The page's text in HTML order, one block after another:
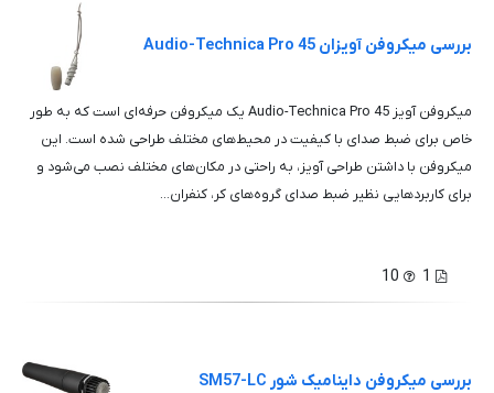
بررسی میکروفن آویزان Audio-Technica Pro 45
میکروفن آویز Audio-Technica Pro 45 یک میکروفن حرفه‌ای است که به طور
خاص برای ضبط صدای با کیفیت در محیط‌های مختلف طراحی شده است. این
میکروفن با داشتن طراحی آویز، به راحتی در مکان‌های مختلف نصب می‌شود و
برای کاربردهایی نظیر ضبط صدای گروه‌های کر، کنفران...
1
10
بررسی میکروفن داینامیک شور SM57-LC